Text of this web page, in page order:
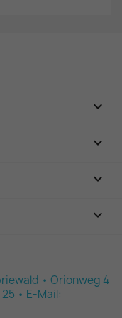



keyboard_arrow_down
• Orionweg 4
• E-Mail: